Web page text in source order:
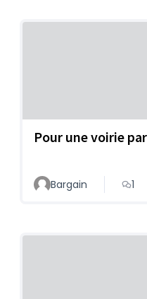
Pour une voirie
Bargain 1